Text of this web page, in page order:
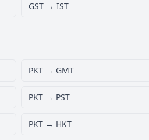
GST → IST
PKT → GMT
PKT → PST
PKT → HKT